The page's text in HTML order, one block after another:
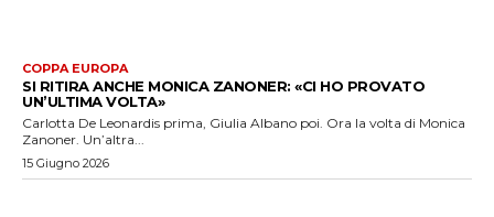
COPPA EUROPA
SI RITIRA ANCHE MONICA ZANONER: «CI HO PROVATO
UN’ULTIMA VOLTA»
Carlotta De Leonardis prima, Giulia Albano poi. Ora la volta di Monica
Zanoner. Un’altra...
15 Giugno 2026